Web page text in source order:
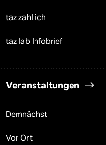
taz zahl ich
taz lab Infobrief
Veranstaltungen
Demnächst
Vor Ort